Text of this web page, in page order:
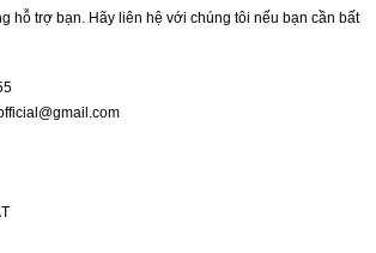
hỗ trợ bạn. Hãy liên hệ với chúng tôi nếu bạn cần bất